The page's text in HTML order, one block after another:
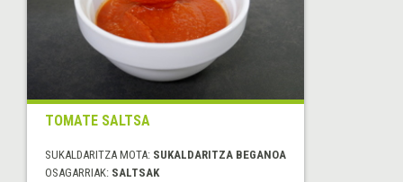
TOMATE SALTSA
SUKALDARITZA MOTA: SUKALDARITZA BEGANOA
OSAGARRIAK: SALTSAK